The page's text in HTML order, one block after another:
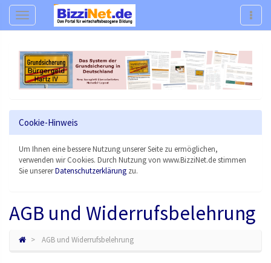
Navigation
Cookie-Hinweis
Um Ihnen eine bessere Nutzung unserer Seite zu ermöglichen,
verwenden wir Cookies. Durch Nutzung von www.BizziNet.de stimmen
Sie unsererDatenschutzerklärung zu.
AGB und Widerrufsbelehrung
AGB und Widerrufsbelehrung